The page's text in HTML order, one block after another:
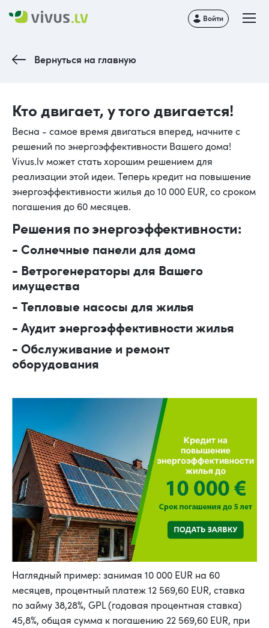
Войти
Вернуться на главную
Кто двигает, у того двигается!
Весна - самое время двигаться вперед, начните с
решений по энергоэффективности Вашего дома!
Vivus.lv может стать хорошим решением для
реализации этой идеи. Теперь кредит на повышение
энергоэффективности жилья до 10 000 EUR, со сроком
погашения до 60 месяцев.
Решения по энергоэффективности:
- Солнечные панели для дома
- Ветрогенераторы для Вашего
имущества
- Тепловые насосы для жилья
- Аудит энергоэффективности жилья
- Обслуживание и ремонт
оборудования
Наглядный пример: занимая 10 000 EUR на 60
месяцев, процентный платеж 12 569,60 EUR, ставка
по займу 38,28%, GPL (годовая процентная ставка)
45,8%, общая сумма к погашению 22 569,60 EUR, при